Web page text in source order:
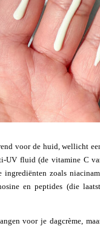
voor de huid, wellicht
fluid (de vitamine C
ingrediënten zoals
en peptides (die
voor je dagcrème,